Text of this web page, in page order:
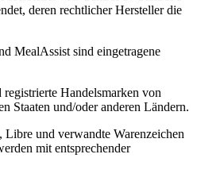
deren rechtlicher Hersteller die
MealAssist sind eingetragene
Handelsmarken von
Staaten und/oder anderen Ländern.
Libre und verwandte Warenzeichen
mit entsprechender